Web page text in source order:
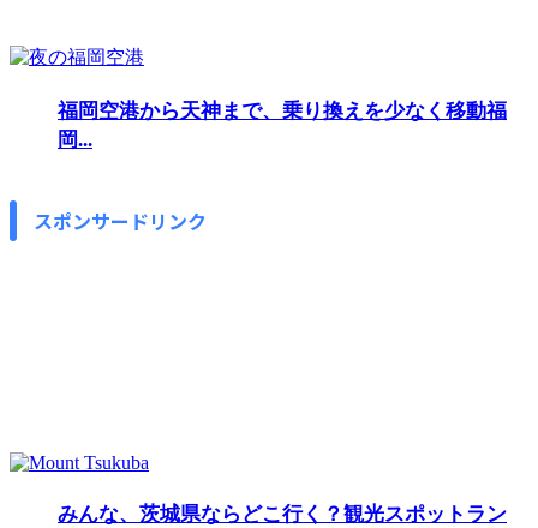
福岡空港から天神まで、乗り換えを少なく移動福
岡...
スポンサードリンク
みんな、茨城県ならどこ行く？観光スポットラン